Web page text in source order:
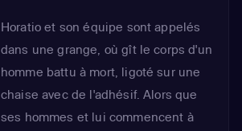
Horatio et son équipe sont appelés
dans une grange, où gît le corps d'un
homme battu à mort, ligoté sur une
chaise avec de l'adhésif. Alors que
ses hommes et lui commencent à